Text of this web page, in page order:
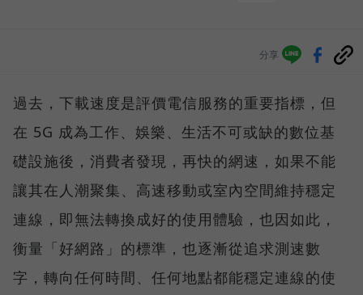
分享
過去，下載速度是評價電信服務的重要指標，但
在 5G 成為工作、娛樂、生活不可或缺的數位基
礎設施後，消費者發現，再快的網速，如果不能
讓其在人潮聚集、高速移動或室內空間維持穩定
連線，即無法轉換成好的使用體驗，也因如此，
衡量「好網路」的標準，也逐漸從追求測速數
字，轉向任何時間、任何地點都能穩定連線的使